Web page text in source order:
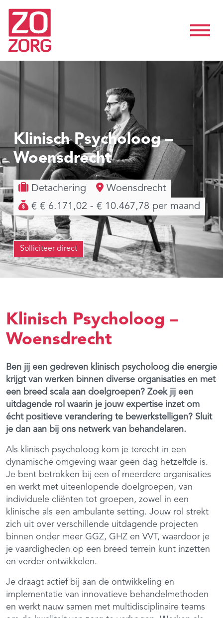
Klinisch Psycholoog –
Woensdrecht
Detachering
Woensdrecht
€ € 6.171,02 - € 10.467,78 per maand
Solliciteer direct
Klinisch Psycholoog –
Woensdrecht
Ben jij een gedreven klinisch psycholoog die energie
krijgt van werken binnen diverse organisaties en met
een breed scala aan doelgroepen? Zoek jij een
uitdagende rol waarin je jouw expertise inzet om
écht positieve verandering te bewerkstelligen? Sluit
je dan aan bij ons netwerk van behandelaren.
Als klinisch psycholoog kom je terecht in een
dynamische omgeving waar geen dag hetzelfde is.
Je bent betrokken bij een of meerdere organisaties
en werkt met uiteenlopende doelgroepen, van
individuele cliënten tot groepen, zowel in een
klinische als een ambulante setting. Jouw rol strekt
zich uit over verschillende uitdagende projecten
binnen onder meer GGZ, GHZ en VVT, waardoor je
je vaardigheden op een breed terrein kunt inzetten
en verder ontwikkelen.
Je draagt actief bij aan de ontwikkeling en
implementatie van innovatieve behandelmethoden
en werkt nauw samen met multidisciplinaire teams